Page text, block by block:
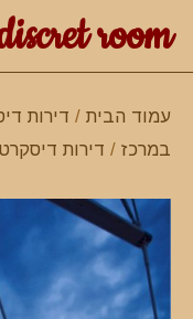
room
עמוד הבית / דירות
במרכז / דירות